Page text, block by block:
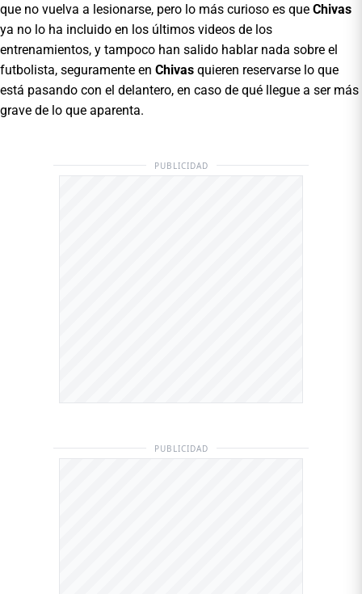
que no vuelva a lesionarse, pero lo más curioso es que Chivas
ya no lo ha incluido en los últimos videos de los
entrenamientos, y tampoco han salido hablar nada sobre el
futbolista, seguramente en Chivas quieren reservarse lo que
está pasando con el delantero, en caso de qué llegue a ser más
grave de lo que aparenta.
PUBLICIDAD
PUBLICIDAD